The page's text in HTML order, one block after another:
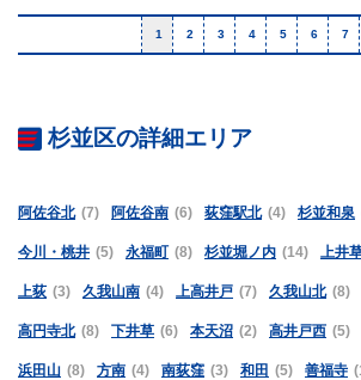
1 2 3 4 5 6 7
杉並区の詳細エリア
阿佐谷北 (7) 阿佐谷南 (6) 荻窪駅北 (4) 杉並和泉
今川・桃井 (5) 永福町 (8) 杉並堀ノ内 (14) 上井
上荻 (3) 久我山南 (4) 上高井戸 (7) 久我山北 (8)
高円寺北 (8) 下井草 (6) 本天沼 (2) 高井戸西 (5)
浜田山 (8) 方南 (4) 南荻窪 (3) 和田 (5) 善福寺